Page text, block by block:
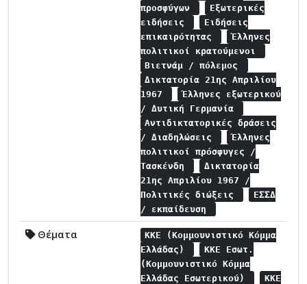
προσφύγων
Εξωτερικές
ειδήσεις
Ειδήσεις
επικαιρότητας
Έλληνες
πολιτικοί κρατούμενοι
Βιετνάμ / πόλεμος
Δικτατορία 21ης Απριλίου
1967
Έλληνες εξωτερικού
/ Δυτική Γερμανία
Αντιδικτατορικές δράσεις
/ Διαδηλώσεις
Έλληνες
πολιτικοί πρόσφυγες /
Τασκένδη
Δικτατορία
21ης Απριλίου 1967 /
Πολιτικές διώξεις
ΕΣΣΔ
/ εκπαίδευση
Θέματα
ΚΚΕ (Κομμουνιστικό Κόμμα
Ελλάδας)
ΚΚΕ Εσωτ.
(Κομμουνιστικό Κόμμα
Ελλάδας Εσωτερικού)
ΚΚΕ